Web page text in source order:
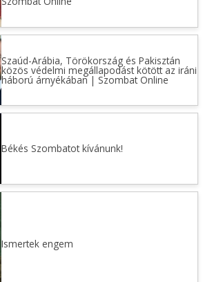
Szaúd-Arábia, Törökország és Pakisztán
közös védelmi megállapodást kötött az iráni
háború árnyékában | Szombat Online
Békés Szombatot kívánunk!
Ismertek engem